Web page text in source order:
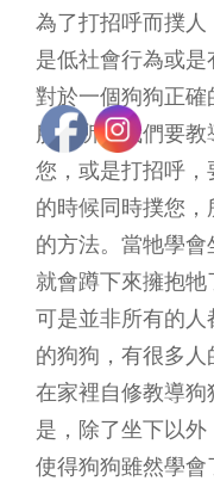
為了打招呼而撲
是低社會行為或是
對於一個狗狗正
服，所以我們要
您，或是打招呼
的時候同時撲您
的方法。當牠學
就會蹲下來擁抱牠
可是並非所有的
的狗狗，有很多
在家裡自修教導
是，除了坐下以外
使得狗狗雖然學